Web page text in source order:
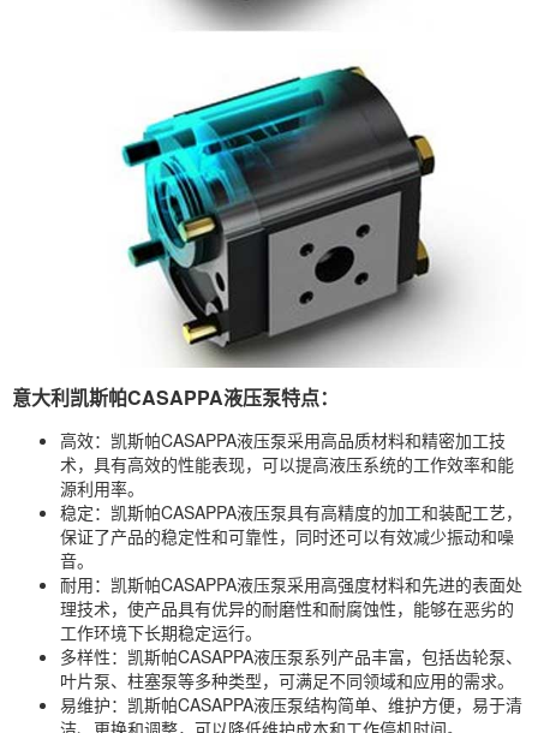
意大利凯斯帕CASAPPA液压泵特点：
高效：凯斯帕CASAPPA液压泵采用高品质材料和精密加工技
术，具有高效的性能表现，可以提高液压系统的工作效率和能
源利用率。
稳定：凯斯帕CASAPPA液压泵具有高精度的加工和装配工艺，
保证了产品的稳定性和可靠性，同时还可以有效减少振动和噪
音。
耐用：凯斯帕CASAPPA液压泵采用高强度材料和先进的表面处
理技术，使产品具有优异的耐磨性和耐腐蚀性，能够在恶劣的
工作环境下长期稳定运行。
多样性：凯斯帕CASAPPA液压泵系列产品丰富，包括齿轮泵、
叶片泵、 柱塞泵等多种类型，可满足不同领域和应用的需求。
易维护：凯斯帕CASAPPA液压泵结构简单、维护方便，易于清